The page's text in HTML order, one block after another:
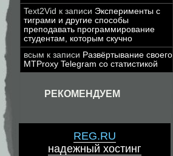
Text2Vid к записи Эксперименты с
тиграми и другие способы
преподавать программирование
студентам, которым скучно
всым к записи Развёртывание своего
MTProxy Telegram со статистикой
РЕКОМЕНДУЕМ
REG.RU
надежный хостинг